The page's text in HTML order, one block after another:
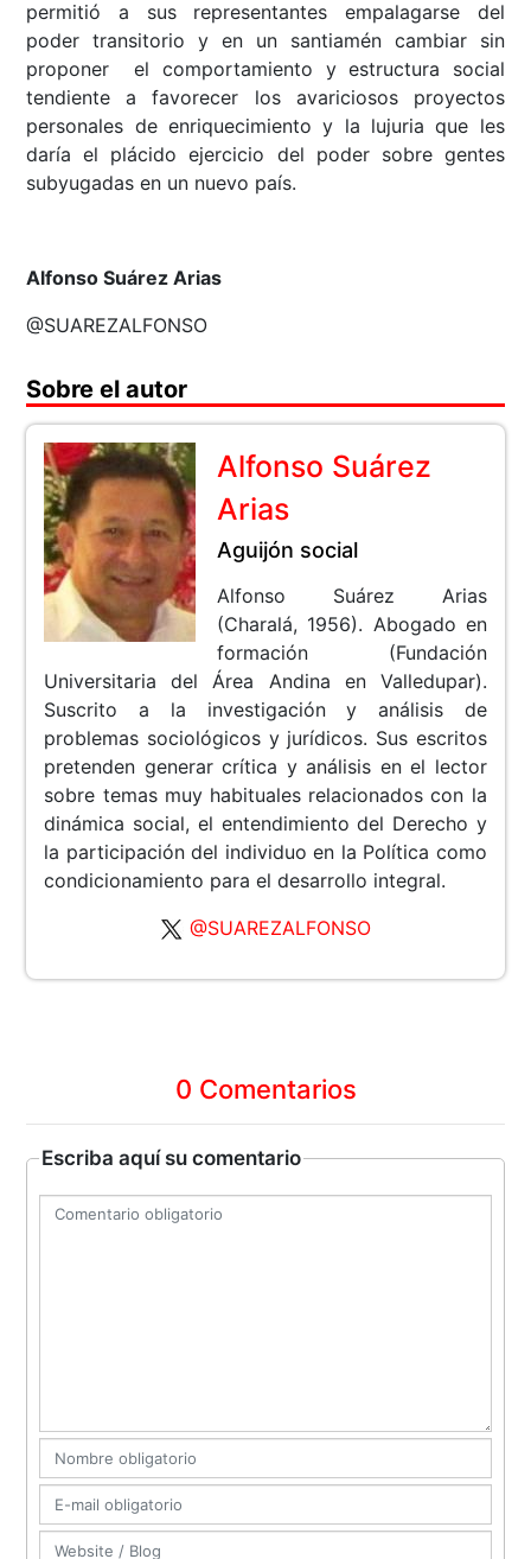
permitió a sus representantes empalagarse del
poder transitorio y en un santiamén cambiar sin
proponer el comportamiento y estructura social
tendiente a favorecer los avariciosos proyectos
personales de enriquecimiento y la lujuria que les
daría el plácido ejercicio del poder sobre gentes
subyugadas en un nuevo país.
Alfonso Suárez Arias
@SUAREZALFONSO
Sobre el autor
Alfonso Suárez
Arias
Aguijón social
Alfonso Suárez Arias
(Charalá, 1956). Abogado en
formación (Fundación
Universitaria del Área Andina en Valledupar).
Suscrito a la investigación y análisis de
problemas sociológicos y jurídicos. Sus escritos
pretenden generar crítica y análisis en el lector
sobre temas muy habituales relacionados con la
dinámica social, el entendimiento del Derecho y
la participación del individuo en la Política como
condicionamiento para el desarrollo integral.
@SUAREZALFONSO
0 Comentarios
Escriba aquí su comentario